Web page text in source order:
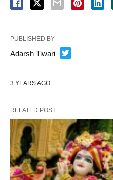
PUBLISHED BY
Adarsh Tiwari
3 YEARS AGO
RELATED POST